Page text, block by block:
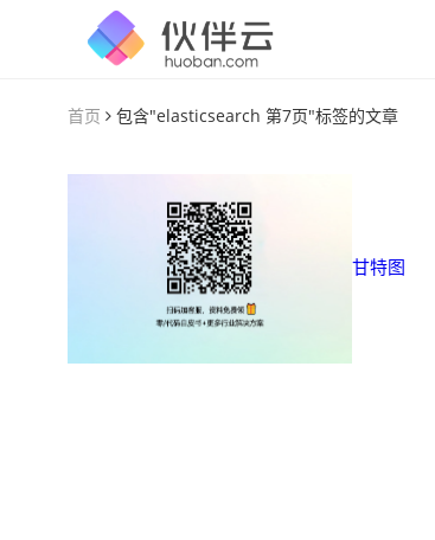
首页 包含"elasticsearch 第7页"标签的文章
甘特图